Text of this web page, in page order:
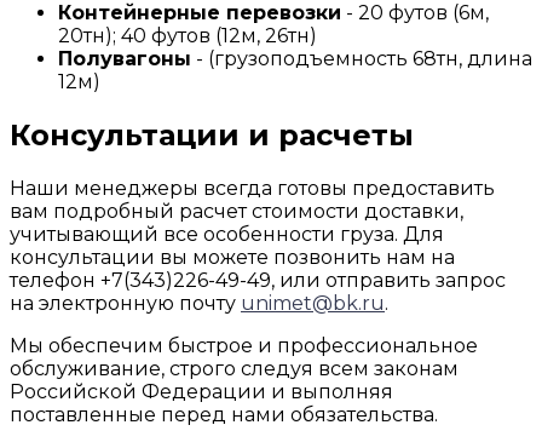
Контейнерные перевозки - 20 футов (6м,
20тн); 40 футов (12м, 26тн)
Полувагоны - (грузоподъемность 68тн, длина
12м)
Консультации и расчеты
Наши менеджеры всегда готовы предоставить
вам подробный расчет стоимости доставки,
учитывающий все особенности груза. Для
консультации вы можете позвонить нам на
телефон +7(343)226-49-49, или отправить запрос
на электронную почту unimet@bk.ru.
Мы обеспечим быстрое и профессиональное
обслуживание, строго следуя всем законам
Российской Федерации и выполняя
поставленные перед нами обязательства.